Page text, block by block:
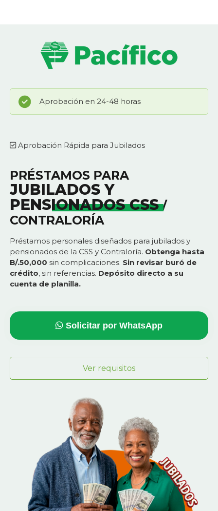
Aprobación en 24-48 horas
Aprobación Rápida para Jubilados
PRÉSTAMOS PARA
JUBILADOS Y
PENSIONADOS CSS/
CONTRALORÍA
Préstamos personales diseñados para jubilados y
pensionados de la CSS y Contraloría. Obtenga hasta
B/.50,000 sin complicaciones. Sin revisar buró de
crédito, sin referencias. Depósito directo a su
cuenta de planilla.
Solicitar por WhatsApp
Ver requisitos